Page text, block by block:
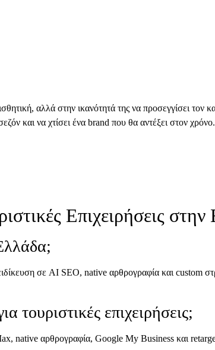
αλλά στην ικανότητά της να προσεγγίσει τον
και να χτίσει ένα brand που θα αντέξει στον χρόνο.
Επιχειρήσεις
σε AI SEO, native αρθρογραφία και custom
τουριστικές επιχειρήσεις;
native αρθρογραφία, Google My Business και